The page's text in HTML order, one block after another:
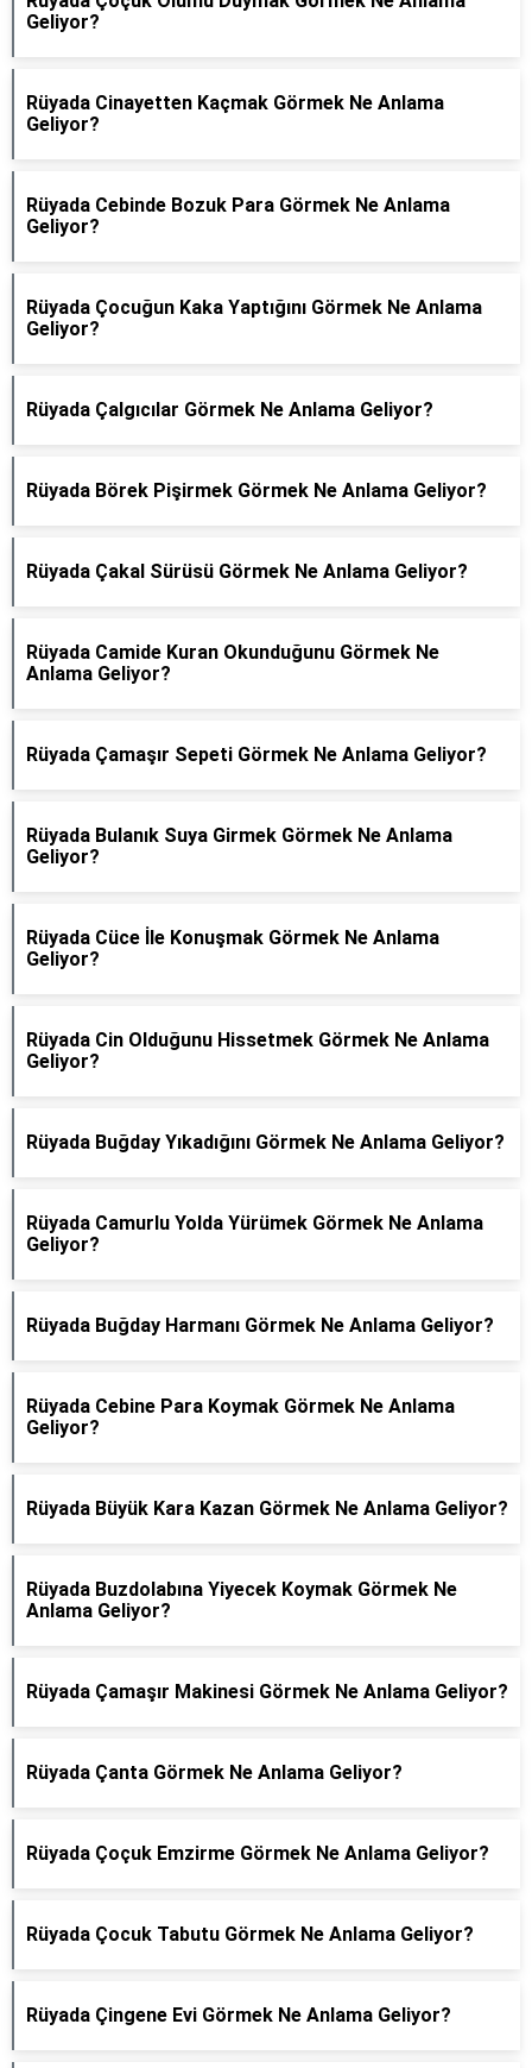
Geliyor?
Rüyada Cinayetten Kaçmak Görmek Ne Anlama
Geliyor?
Rüyada Cebinde Bozuk Para Görmek Ne Anlama
Geliyor?
Rüyada Çocuğun Kaka Yaptığını Görmek Ne Anlama
Geliyor?
Rüyada Çalgıcılar Görmek Ne Anlama Geliyor?
Rüyada Börek Pişirmek Görmek Ne Anlama Geliyor?
Rüyada Çakal Sürüsü Görmek Ne Anlama Geliyor?
Rüyada Camide Kuran Okunduğunu Görmek Ne
Anlama Geliyor?
Rüyada Çamaşır Sepeti Görmek Ne Anlama Geliyor?
Rüyada Bulanık Suya Girmek Görmek Ne Anlama
Geliyor?
Rüyada Cüce İle Konuşmak Görmek Ne Anlama
Geliyor?
Rüyada Cin Olduğunu Hissetmek Görmek Ne Anlama
Geliyor?
Rüyada Buğday Yıkadığını Görmek Ne Anlama Geliyor?
Rüyada Camurlu Yolda Yürümek Görmek Ne Anlama
Geliyor?
Rüyada Buğday Harmanı Görmek Ne Anlama Geliyor?
Rüyada Cebine Para Koymak Görmek Ne Anlama
Geliyor?
Rüyada Büyük Kara Kazan Görmek Ne Anlama Geliyor?
Rüyada Buzdolabına Yiyecek Koymak Görmek Ne
Anlama Geliyor?
Rüyada Çamaşır Makinesi Görmek Ne Anlama Geliyor?
Rüyada Çanta Görmek Ne Anlama Geliyor?
Rüyada Çoçuk Emzirme Görmek Ne Anlama Geliyor?
Rüyada Çocuk Tabutu Görmek Ne Anlama Geliyor?
Rüyada Çingene Evi Görmek Ne Anlama Geliyor?